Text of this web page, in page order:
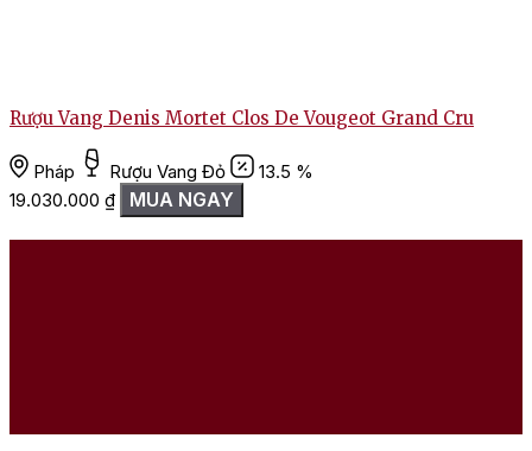
Rượu Vang Denis Mortet Clos De Vougeot Grand Cru
Pháp Rượu Vang Đỏ
13.5 %
19.030.000 ₫ MUA NGAY